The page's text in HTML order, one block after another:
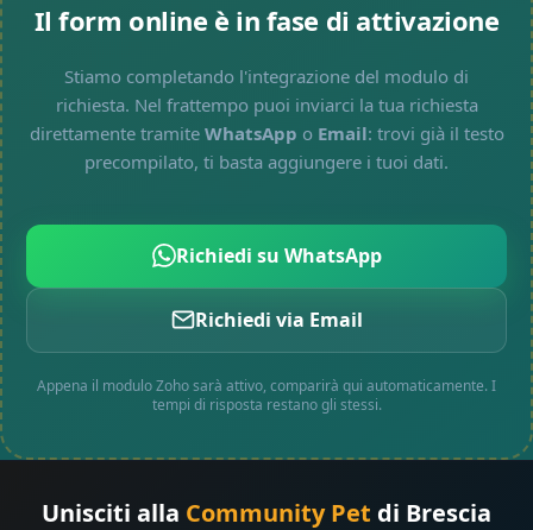
Il form online è in fase di attivazione
Stiamo completando l'integrazione del modulo di
richiesta. Nel frattempo puoi inviarci la tua richiesta
direttamente tramite WhatsApp o Email: trovi già il testo
precompilato, ti basta aggiungere i tuoi dati.
Richiedi su WhatsApp
Richiedi via Email
Appena il modulo Zoho sarà attivo, comparirà qui automaticamente. I
tempi di risposta restano gli stessi.
Unisciti alla Community Pet di Brescia